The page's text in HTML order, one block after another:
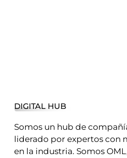
DIGITAL HUB
Somos un hub de
liderado por expertos con
en la industria. Somos